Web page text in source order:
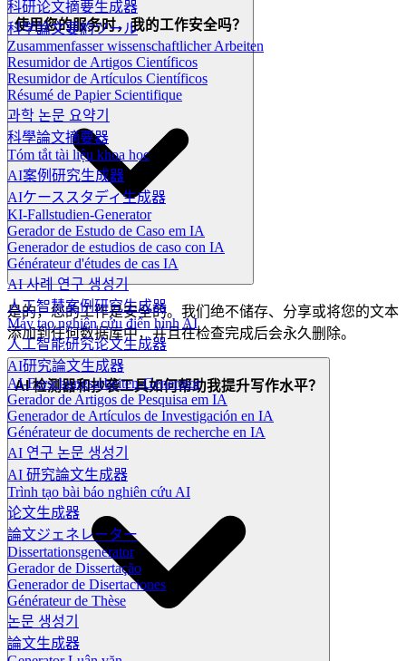
科研论文摘要生成器
科学論文要約ツール
Zusammenfasser wissenschaftlicher Arbeiten
Resumidor de Artigos Científicos
Resumidor de Artículos Científicos
Résumé de Papier Scientifique
과학 논문 요약기
科學論文摘要器
Tóm tắt tài liệu khoa học
AI案例研究生成器
AIケーススタディ生成器
KI-Fallstudien-Generator
Gerador de Estudo de Caso em IA
Generador de estudios de caso con IA
Générateur d'études de cas IA
AI 사례 연구 생성기
人工智慧案例研究生成器
Máy tạo nghiên cứu điển hình AI
人工智能研究论文生成器
AI研究論文生成器
AI-Forschungsarbeiten-Generator
Gerador de Artigos de Pesquisa em IA
Generador de Artículos de Investigación en IA
Générateur de documents de recherche en IA
AI 연구 논문 생성기
AI 研究論文生成器
Trình tạo bài báo nghiên cứu AI
论文生成器
論文ジェネレーター
Dissertationsgenerator
Gerador de Dissertação
Generador de Disertaciones
Générateur de Thèse
논문 생성기
論文生成器
使用您的服务时，我的工作安全吗？
是的，您的工作是安全的。我们绝不储存、分享或将您的文本
添加到任何数据库中，并且在检查完成后会永久删除。
AI 检测器和抄袭工具如何帮助我提升写作水平？